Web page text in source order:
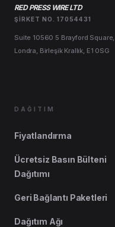
RED PRESS WIRE LTD
ŞIRKET NO. 17054431
Suite 10560 5 Brayford Square,
Londra, Birleşik Krallık, E1 0SG
DAĞITIM
Fiyatlandırma
Ücretsiz Basın Bülteni
Dağıtımı
Geri Bağlantı Paketleri
Dağıtım Ağı